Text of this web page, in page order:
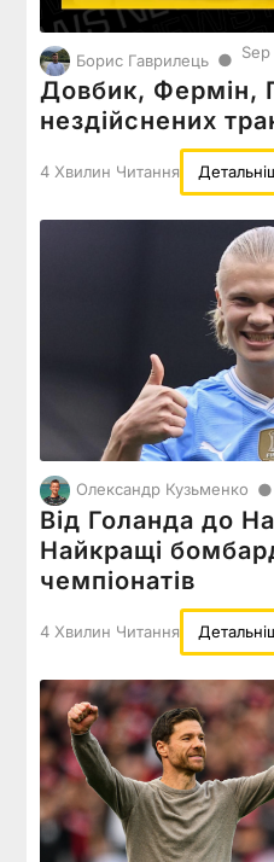
Борис Гаврилець ●
Довбик, Фермін,
нездійснених
4 Хвилин Читання
Олександр Кузьменко ●
Від Голанда до
Найкращі
чемпіонатів
4 Хвилин Читання